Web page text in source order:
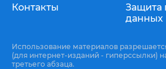
Контакты
Защита
данных
Использование материалов
(для интернет-изданий - гиперссылки)
третьего абзаца.